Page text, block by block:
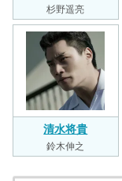
杉野遥亮
清水将貴
鈴木伸之